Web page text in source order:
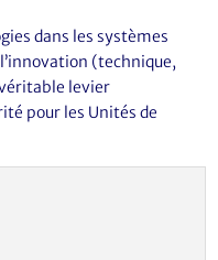
dans les systèmes
(technique,
levier
pour les Unités de